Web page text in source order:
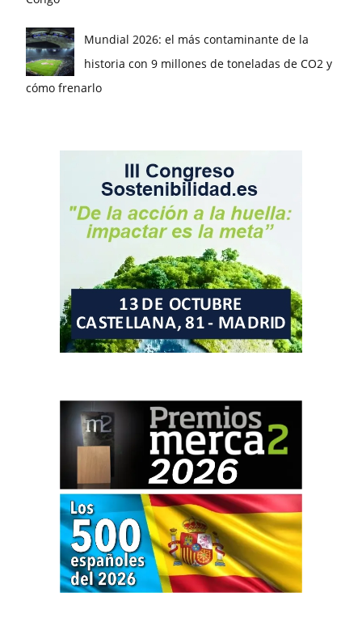
Mundial 2026: el más contaminante de la
historia con 9 millones de toneladas de CO2 y
cómo frenarlo